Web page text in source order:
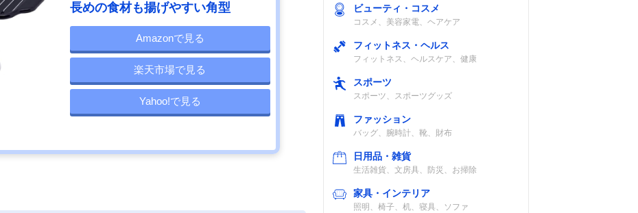
長めの食材も揚げやすい角型
Amazonで見る
楽天市場で見る
Yahoo!で見る
ビューティ・コスメ
コスメ、美容家電、ヘアケア
フィットネス・ヘルス
フィットネス、ヘルスケア、健康
スポーツ
スポーツ、スポーツグッズ
ファッション
バッグ、腕時計、靴、財布
日用品・雑貨
生活雑貨、文房具、防災、お掃除
家具・インテリア
照明、椅子、机、寝具、ソファ